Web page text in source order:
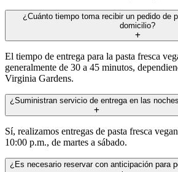
¿Cuánto tiempo toma recibir un pedido de
domicilio?
El tiempo de entrega para la pasta fresca
generalmente de 30 a 45 minutos,
Virginia Gardens.
¿Suministran servicio de entrega en las
Sí, realizamos entregas de pasta fresca
10:00 p.m., de martes a sábado.
¿Es necesario reservar con anticipación para